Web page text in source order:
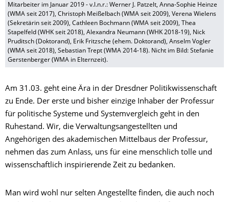
Mitarbeiter im Januar 2019 - v.l.n.r.: Werner J. Patzelt, Anna-Sophie Heinze
(WMA seit 2017), Christoph Meißelbach (WMA seit 2009), Verena Wielens
(Sekretärin seit 2009), Cathleen Bochmann (WMA seit 2009), Thea
Stapelfeld (WHK seit 2018), Alexandra Neumann (WHK 2018-19), Nick
Pruditsch (Doktorand), Erik Fritzsche (ehem. Doktorand), Anselm Vogler
(WMA seit 2018), Sebastian Trept (WMA 2014-18). Nicht im Bild: Stefanie
Gerstenberger (WMA in Elternzeit).
Am 31.03. geht eine Ära in der Dresdner Politikwissenschaft
zu Ende. Der erste und bisher einzige Inhaber der Professur
für politische Systeme und Systemvergleich geht in den
Ruhestand. Wir, die Verwaltungsangestellten und
Angehörigen des akademischen Mittelbaus der Professur,
nehmen das zum Anlass, uns für eine menschlich tolle und
wissenschaftlich inspirierende Zeit zu bedanken.
Man wird wohl nur selten Angestellte finden, die auch noch